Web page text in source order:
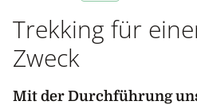
Trekking für
Zweck
Mit der Durchführung